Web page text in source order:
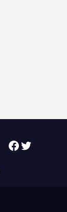
Facebook Twitter